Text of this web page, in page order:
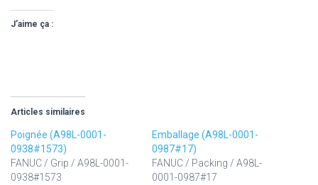
J’aime ça :
Articles similaires
Poignée (A98L-0001-
0938#1573)
FANUC / Grip / A98L-0001-
0938#1573
Emballage (A98L-0001-
0987#17)
FANUC / Packing / A98L-
0001-0987#17